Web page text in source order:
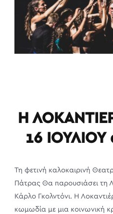
Η
16
Τη φετινή καλοκαιρινή
Πάτρας Θα παρουσιάσει τη
Κάρλο Γκολντόνι. Η
κωμωδία με μια κοινωνική